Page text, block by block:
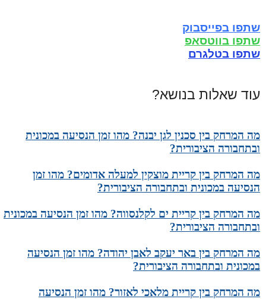
שתפו בפייסבוק
שתפו בווטסאפ
שתפו בטלגרם
עוד שאלות בנושא?
מה המרחק בין סכנין לגן יבנה? מהו זמן הנסיעה במכונית
ובתחבורה הציבורית?
מה המרחק בין קריית מוצקין למעלה אדומים? מהו זמן
הנסיעה במכונית ובתחבורה הציבורית?
מה המרחק בין קריית ים לקלנסווה? מהו זמן הנסיעה במכונית
ובתחבורה הציבורית?
מה המרחק בין באר יעקב לאבן יהודה? מהו זמן הנסיעה
במכונית ובתחבורה הציבורית?
מה המרחק בין קריית מלאכי לאזור? מהו זמן הנסיעה